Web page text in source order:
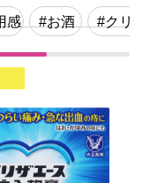
感 #お酒 #クリー